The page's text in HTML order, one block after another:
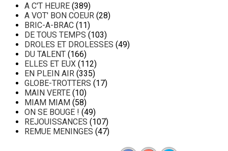
A C'T HEURE (389)
A VOT' BON COEUR (28)
BRIC-A-BRAC (11)
DE TOUS TEMPS (103)
DROLES ET DROLESSES (49)
DU TALENT (166)
ELLES ET EUX (112)
EN PLEIN AIR (335)
GLOBE-TROTTERS (17)
MAIN VERTE (10)
MIAM MIAM (58)
ON SE BOUGE ! (49)
REJOUISSANCES (107)
REMUE MENINGES (47)